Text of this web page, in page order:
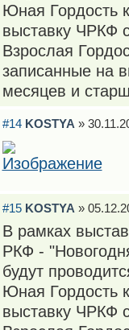
Юная Гордость
выставку ЧРКФ
Взрослая
записанные на
месяцев и
#14 KOSTYA »
#15 KOSTYA »
В рамках
РКФ -
будут
Юная Гордость
выставку ЧРКФ